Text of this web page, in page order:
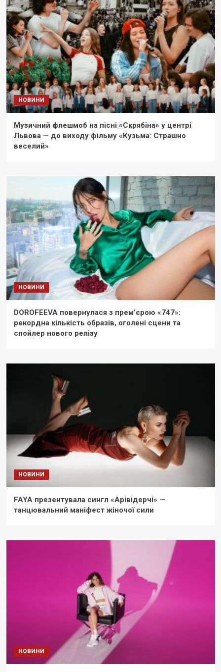
НОВИНИ
Музичний флешмоб на пісні «Скрябіна» у центрі
Львова — до виходу фільму «Кузьма: Страшно
веселий»
НОВИНИ
DOROFEEVA повернулася з прем’єрою «747»:
рекордна кількість образів, оголені сцени та
спойлер нового релізу
НОВИНИ
FAYA презентувала сингл «Арівідерчі» —
танцювальний маніфест жіночої сили
НОВИНИ